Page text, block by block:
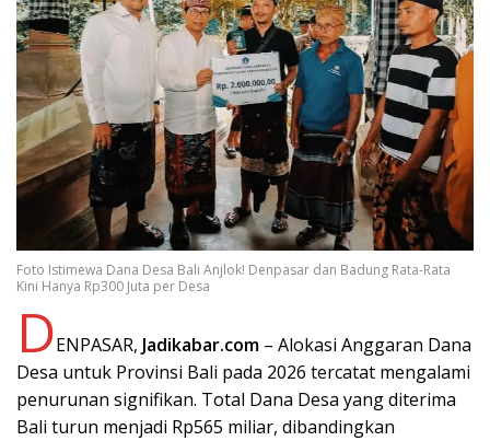
Foto Istimewa Dana Desa Bali Anjlok! Denpasar dan Badung Rata-Rata
Kini Hanya Rp300 Juta per Desa
DENPASAR, Jadikabar.com – Alokasi Anggaran Dana
Desa untuk Provinsi Bali pada 2026 tercatat mengalami
penurunan signifikan. Total Dana Desa yang diterima
Bali turun menjadi Rp565 miliar, dibandingkan